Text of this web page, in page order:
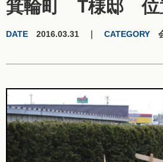
箕輪町 T様邸 位
DATE 2016.03.31 ｜ CATEGORY